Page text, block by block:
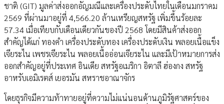
ชาติ (GIT) มูลค่าส่งออกอัญมณีและเครื่องประดับไทยในเดือนมกราคม
2569 ที่ผ่านมาอยู่ที่ 4,566.20 ล้านเหรียญสหรัฐ เพิ่มขึ้นร้อยละ
57.34 เมื่อเทียบกับเดือนเดียวกันของปี 2568 โดยมีสินค้าส่งออก
สำคัญได้แก่ ทองคำ เครื่องประดับทอง เครื่องประดับเงิน พลอยเนื้อแข็ง
เจียระไน เพชรเจียระไน พลอยเนื้ออ่อนเจียระไน และมีเป้าหมายการส่ง
ออกสำคัญอยู่ที่ประเทศ อินเดีย สหรัฐอเมริกา อิตาลี ฮ่องกง สหรัฐ
อาหรับเอมิเรตส์ เยอรมัน สหราชอาณาจักร
โดยธุรกิจมีความท้าทายอยู่ที่ความไม่แน่นอนด้านภูมิรัฐศาสตร์ของ